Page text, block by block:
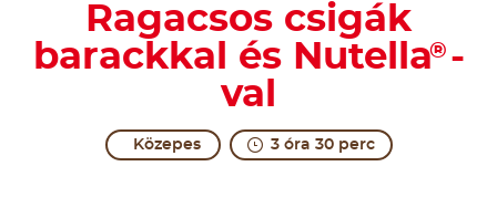
Ragacsos csigák
barackkal és Nutella® -
val
Közepes 3 óra 30 perc